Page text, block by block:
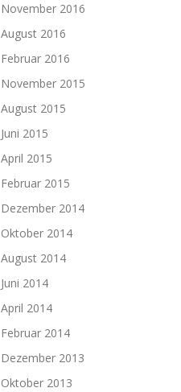
November 2016
August 2016
Februar 2016
November 2015
August 2015
Juni 2015
April 2015
Februar 2015
Dezember 2014
Oktober 2014
August 2014
Juni 2014
April 2014
Februar 2014
Dezember 2013
Oktober 2013